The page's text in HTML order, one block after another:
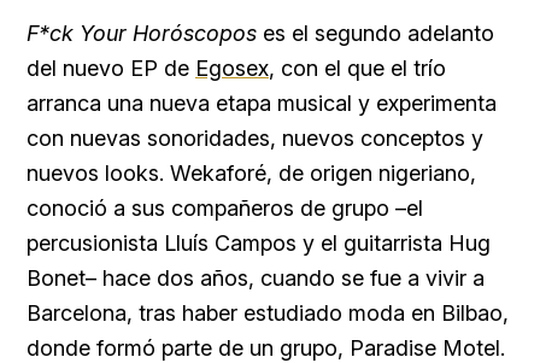
F*ck Your Horóscopos es el segundo adelanto
del nuevo EP de Egosex, con el que el trío
arranca una nueva etapa musical y experimenta
con nuevas sonoridades, nuevos conceptos y
nuevos looks. Wekaforé, de origen nigeriano,
conoció a sus compañeros de grupo –el
percusionista Lluís Campos y el guitarrista Hug
Bonet– hace dos años, cuando se fue a vivir a
Barcelona, tras haber estudiado moda en Bilbao,
donde formó parte de un grupo, Paradise Motel.